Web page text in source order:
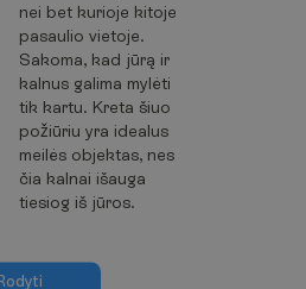
nei bet kurioje kitoje
pasaulio vietoje.
Sakoma, kad jūrą ir
kalnus galima mylėti
tik kartu. Kreta šiuo
požiūriu yra idealus
meilės objektas, nes
čia kalnai išauga
tiesiog iš jūros.
odyti